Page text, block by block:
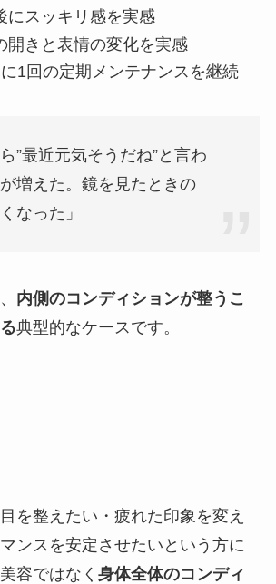
にスッキリ感を実感
開きと表情の変化を実感
1回の定期メンテナンスを継続
ら”最近元気そうだね”と言わ
増えた。鏡を見たときの
なった」
内側のコンディションが整うこ
典型的なケースです。
を整えたい・疲れた印象を変え
ンスを安定させたいという方に
容ではなく 身体全体のコンディ